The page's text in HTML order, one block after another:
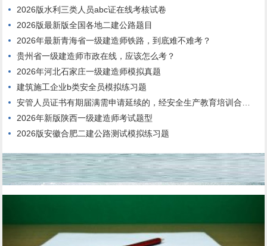
2026版水利三类人员abc证在线考核试卷
2026版最新版全国各地二建公路题目
2026年最新青海省一级建造师铁路，到底难不难考？
贵州省一级建造师市政在线，应该怎么考？
2026年河北石家庄一级建造师模拟真题
建筑施工企业b类安全员模拟练习题
安管人员证书有期届满需申请延续的，经安全生产教育培训合格，连续3年内每年度不少于()个学时。
2026年新版陕西一级建造师考试题型
2026版安徽合肥二建公路测试模拟练习题